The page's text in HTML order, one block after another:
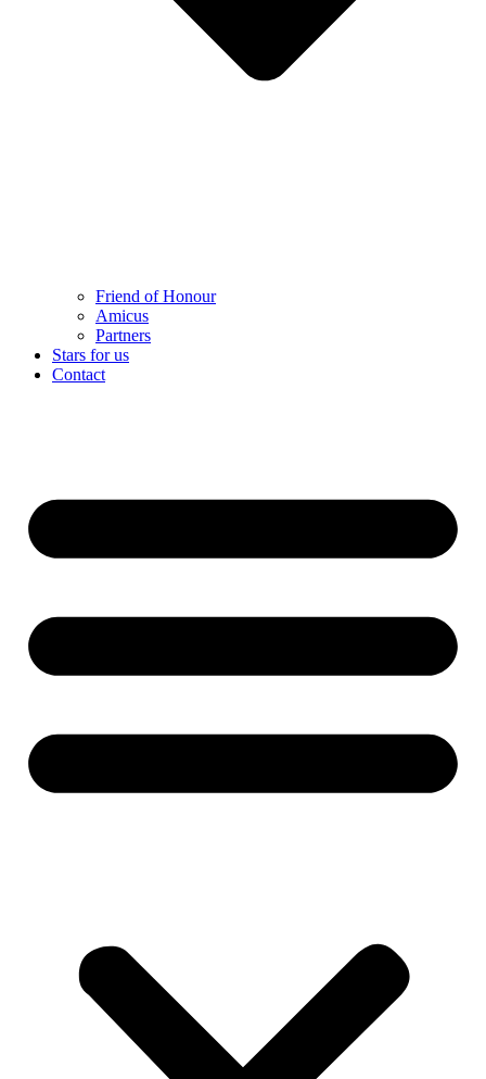
Friend of Honour
Amicus
Partners
Stars for us
Contact